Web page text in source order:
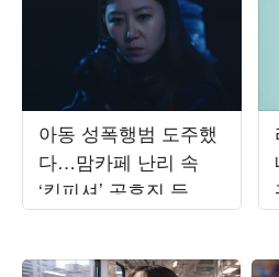
아동 성폭행범 도주했
다…맘카페 난리 속
‘킹피셔’ 공효진 등판
(‘유부녀 킬러’)